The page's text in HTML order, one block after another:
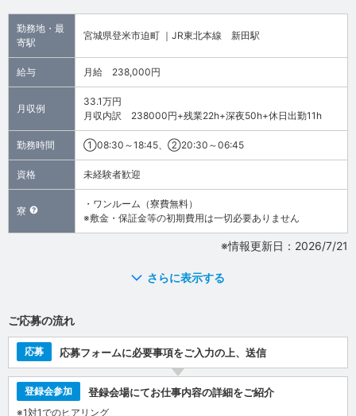
勤務地・最
寄駅
宮城県登米市迫町 ｜JR東北本線 新田駅
給与 月給 238,000円
月収例
33.1万円
月収内訳 238000円+残業22h+深夜50h+休日出勤11h
勤務時間 ①08:30～18:45、②20:30～06:45
資格 未経験者歓迎
寮
・ワンルーム（寮費無料）
※敷金・保証金等の初期費用は一切必要ありません
※情報更新日：2026/7/21
さらに表示する
ご応募の流れ
応募 応募フォームに必要事項をご入力の上、送信
登録会参加 登録会場にてお仕事内容の詳細をご紹介
※1対1でのヒアリング